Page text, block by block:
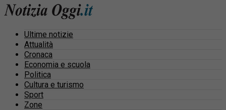
Ultime notizie
Attualità
Cronaca
Economia e scuola
Politica
Cultura e turismo
Sport
Zone